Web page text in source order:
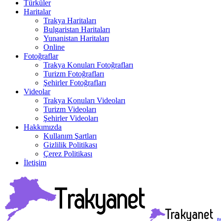
Türküler
Haritalar
Trakya Haritaları
Bulgaristan Haritaları
Yunanistan Haritaları
Online
Fotoğraflar
Trakya Konuları Fotoğrafları
Turizm Fotoğrafları
Şehirler Fotoğrafları
Videolar
Trakya Konuları Videoları
Turizm Videoları
Şehirler Videoları
Hakkımızda
Kullanım Şartları
Gizlilik Politikası
Çerez Politikası
İletişim